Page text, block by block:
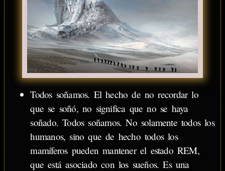
Todos soñamos. El hecho de no recordar lo
que se soñó, no significa que no se haya
soñado. Todos soñamos. No solamente todos los
humanos, sino que de hecho todos los
mamíferos pueden mantener el estado REM,
que está asociado con los sueños. Es una